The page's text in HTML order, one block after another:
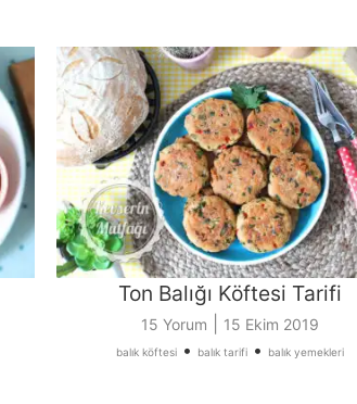
Ton Balığı Köftesi Tarifi
15 Yorum 15 Ekim 2019
balık köftesi • balık tarifi • balık yemekleri